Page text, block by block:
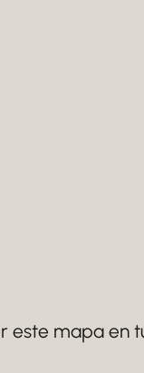
este mapa en